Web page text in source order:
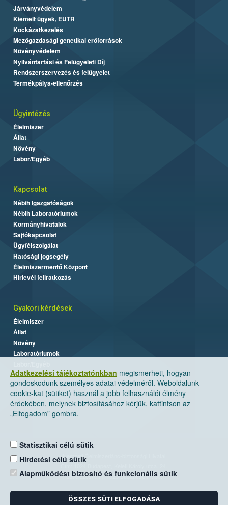
Adatkezelési tájékoztatónkban megismerheti, hogyan
gondoskodunk személyes adatai védelméről. Weboldalunk
cookie-kat (sütiket) használ a jobb felhasználói élmény
érdekében, melynek biztosításához kérjük, kattintson az
„Elfogadom” gombra.
Statisztikai célú sütik
Hirdetési célú sütik
Alapműködést biztosító és funkcionális sütik
ÖSSZES SÜTI ELFOGADÁSA
Járványvédelem
Kiemelt ügyek, EUTR
Kockázatkezelés
Mezőgazdasági genetikai erőforrások
Növényvédelem
Nyilvántartási és Felügyeleti Díj
Rendszerszervezés és felügyelet
Termékpálya-ellenőrzés
Ügyintézés
Élelmiszer
Állat
Növény
Labor/Egyéb
Kapcsolat
Nébih Igazgatóságok
Nébih Laboratóriumok
Kormányhivatalok
Sajtókapcsolat
Ügyfélszolgálat
Hatósági jogsegély
Élelmiszermentő Központ
Hírlevél feliratkozás
Gyakori kérdések
Élelmiszer
Állat
Növény
Laboratóriumok
Nemzeti Élelmiszerlánc-biztonsági Hivatal
Levelezési cím: 1525 Budapest. Pf. 30.